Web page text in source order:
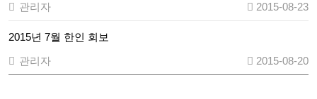
관리자
2015-08-23
2015년 7월 한인 회보
관리자
2015-08-20